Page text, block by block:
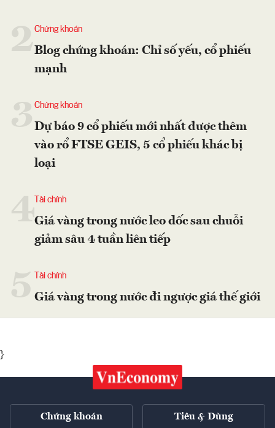
2Chứng khoán
Blog chứng khoán: Chỉ số yếu, cổ phiếu
mạnh
Chứng khoán
Dự báo 9 cổ phiếu mới nhất được thêm
vào rổ FTSE GEIS, 5 cổ phiếu khác bị
loại
4 Tài chính
Giá vàng trong nước leo dốc sau chuỗi
giảm sâu 4 tuần liên tiếp
Tài chính
Giá vàng trong nước đi ngược giá thế giới
}
Chứng khoán Tiêu & Dùng